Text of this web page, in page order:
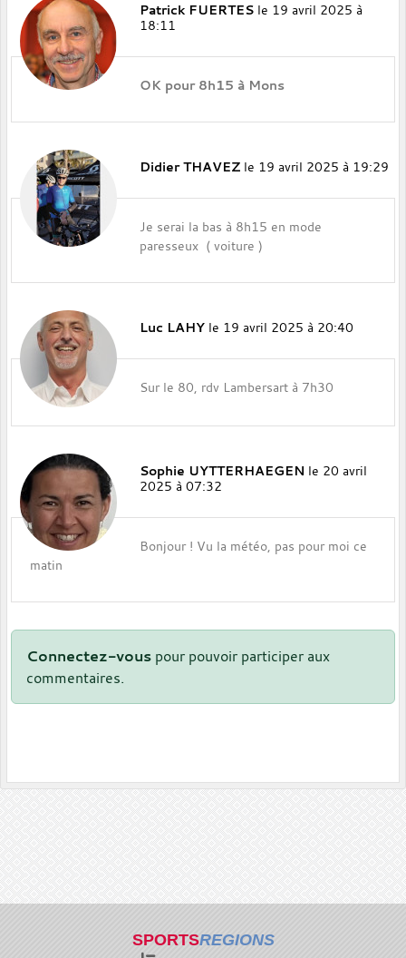
Patrick FUERTES le 19 avril 2025 à
18:11
OK pour 8h15 à Mons
Didier THAVEZ le 19 avril 2025 à 19:29
Je serai la bas à 8h15 en mode
paresseux ( voiture )
Luc LAHY le 19 avril 2025 à 20:40
Sur le 80, rdv Lambersart à 7h30
Sophie UYTTERHAEGEN le 20 avril
2025 à 07:32
Bonjour ! Vu la météo, pas pour moi ce
matin
Connectez-vous pour pouvoir participer aux
commentaires.
SPORTSREGIONS